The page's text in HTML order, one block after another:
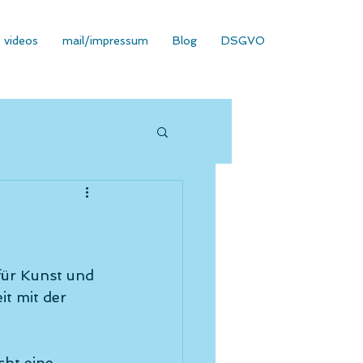
videos mail/impressum Blog DSGVO
Kunst und
mit der